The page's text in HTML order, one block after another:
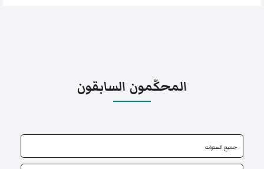
المحكّمون السابقون